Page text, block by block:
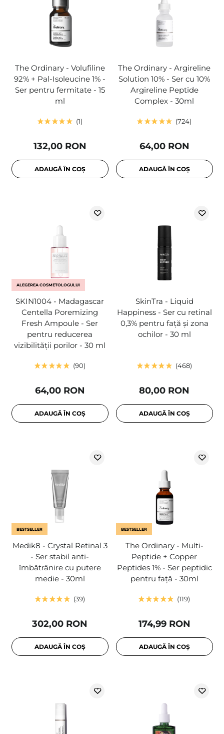
The Ordinary - Volufiline
92% + Pal-Isoleucine 1% -
Ser pentru fermitate - 15
ml
1
132,00 RON
ADAUGĂ ÎN COȘ
The Ordinary - Argireline
Solution 10% - Ser cu 10%
Argireline Peptide
Complex - 30ml
724
64,00 RON
ADAUGĂ ÎN COȘ
ALEGEREA COSMETOLOGULUI
SKIN1004 - Madagascar
Centella Poremizing
Fresh Ampoule - Ser
pentru reducerea
vizibilității porilor - 30 ml
90
64,00 RON
ADAUGĂ ÎN COȘ
SkinTra - Liquid
Happiness - Ser cu retinal
0,3% pentru față și zona
ochilor - 30 ml
468
80,00 RON
ADAUGĂ ÎN COȘ
BESTSELLER
Medik8 - Crystal Retinal 3
- Ser stabil anti-
îmbătrânire cu putere
medie - 30ml
39
302,00 RON
ADAUGĂ ÎN COȘ
BESTSELLER
The Ordinary - Multi-
Peptide + Copper
Peptides 1% - Ser peptidic
pentru față - 30ml
119
174,99 RON
ADAUGĂ ÎN COȘ